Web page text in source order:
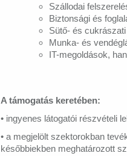
Szállodai
Biztonsági és
Sütő- és
Munka- és
IT-megoldások,
A támogatás keretében:
• ingyenes látogatói részvételi
• a megjelölt szektorokban
későbbiekben meghatározott